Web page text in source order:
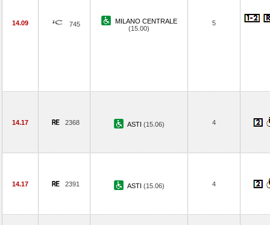
14.09 745
MILANO CENTRALE
(15.00)
5
14.17 2368 ASTI (15.06) 4
14.17 2391 ASTI (15.06) 4